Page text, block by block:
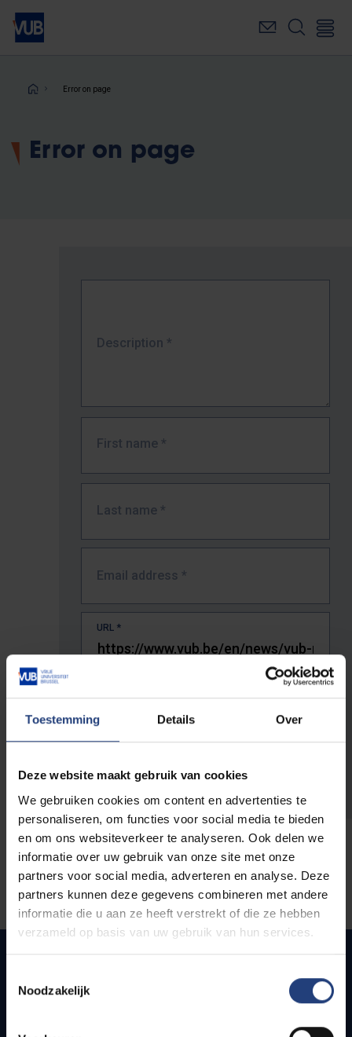
Toestemming Details Over
Deze website maakt gebruik van cookies
We gebruiken cookies om content en advertenties te
personaliseren, om functies voor social media te bieden
en om ons websiteverkeer te analyseren. Ook delen we
informatie over uw gebruik van onze site met onze
partners voor social media, adverteren en analyse. Deze
partners kunnen deze gegevens combineren met andere
informatie die u aan ze heeft verstrekt of die ze hebben
verzameld op basis van uw gebruik van hun services.
Noodzakelijk
Skip
main
Breadcrumb
Error on page
Error on page
Description *
First name *
Last name *
Email address *
URL *
The full URL of the page where you encountered the error.
Quick links